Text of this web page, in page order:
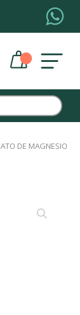
DE MAGNESIO